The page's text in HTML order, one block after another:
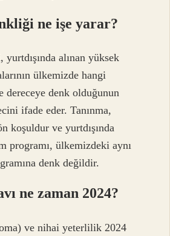
ne işe yarar?
alınan yüksek
ülkemizde hangi
dereceye denk olduğunun
ifade eder. Tanınma,
koşuldur ve yurtdışında
programı, ülkemizdeki aynı
denk değildir.
ne zaman 2024?
ve nihai yeterlilik 2024